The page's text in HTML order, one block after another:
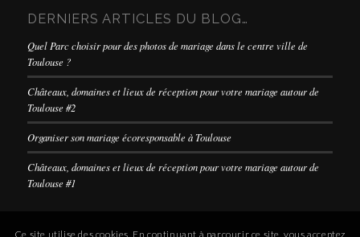
DERNIERS ARTICLES DU BLOG…
Quel Parc choisir pour des photos de mariage dans le centre ville de
Toulouse ?
Châteaux, domaines et lieux de réception pour votre mariage autour de
Toulouse #2
Organiser son mariage écoresponsable à Toulouse
Châteaux, domaines et lieux de réception pour votre mariage autour de
Toulouse #1
Ce site utilise des cookies. En continuant à parcourir ce site, vous acceptez